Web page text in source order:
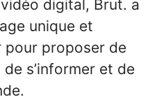
digital, Brut. a
unique et
pour proposer de
s’informer et de